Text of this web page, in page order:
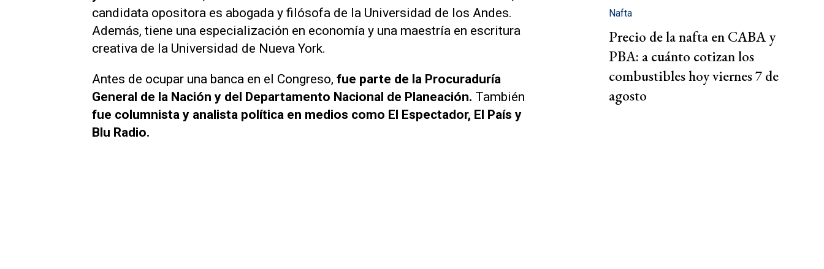
candidata opositora es abogada y filósofa de la Universidad de los Andes.
Además, tiene una especialización en economía y una maestría en escritura
creativa de la Universidad de Nueva York.
Antes de ocupar una banca en el Congreso, fue parte de la Procuraduría
General de la Nación y del Departamento Nacional de Planeación. También
fue columnista y analista política en medios como El Espectador, El País y
Blu Radio.
Nafta
Precio de la nafta en CABA y
PBA: a cuánto cotizan los
combustibles hoy viernes 7 de
agosto